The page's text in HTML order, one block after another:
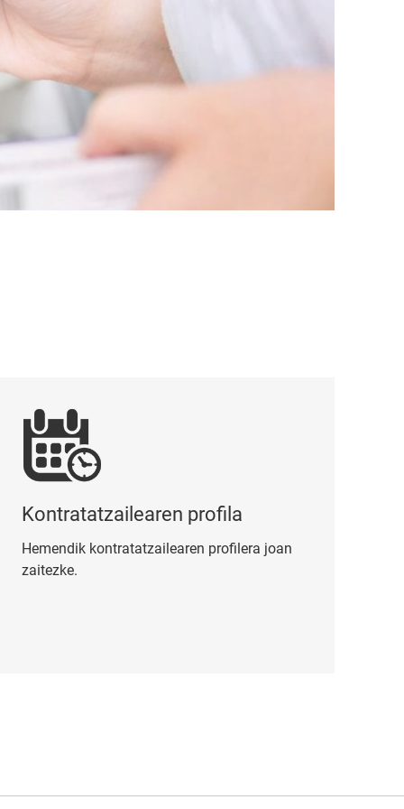
Kontratatzailearen profila
Hemendik kontratatzailearen profilera joan
zaitezke.